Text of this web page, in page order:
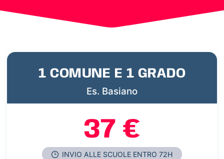
1 COMUNE E 1 GRADO
Es. Basiano
37 €
INVIO ALLE SCUOLE ENTRO 72H